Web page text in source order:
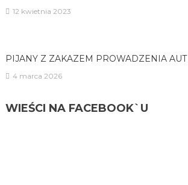
12 kwietnia 2023
PIJANY Z ZAKAZEM PROWADZENIA AUT
4 marca 2026
WIEŚCI NA FACEBOOK`U